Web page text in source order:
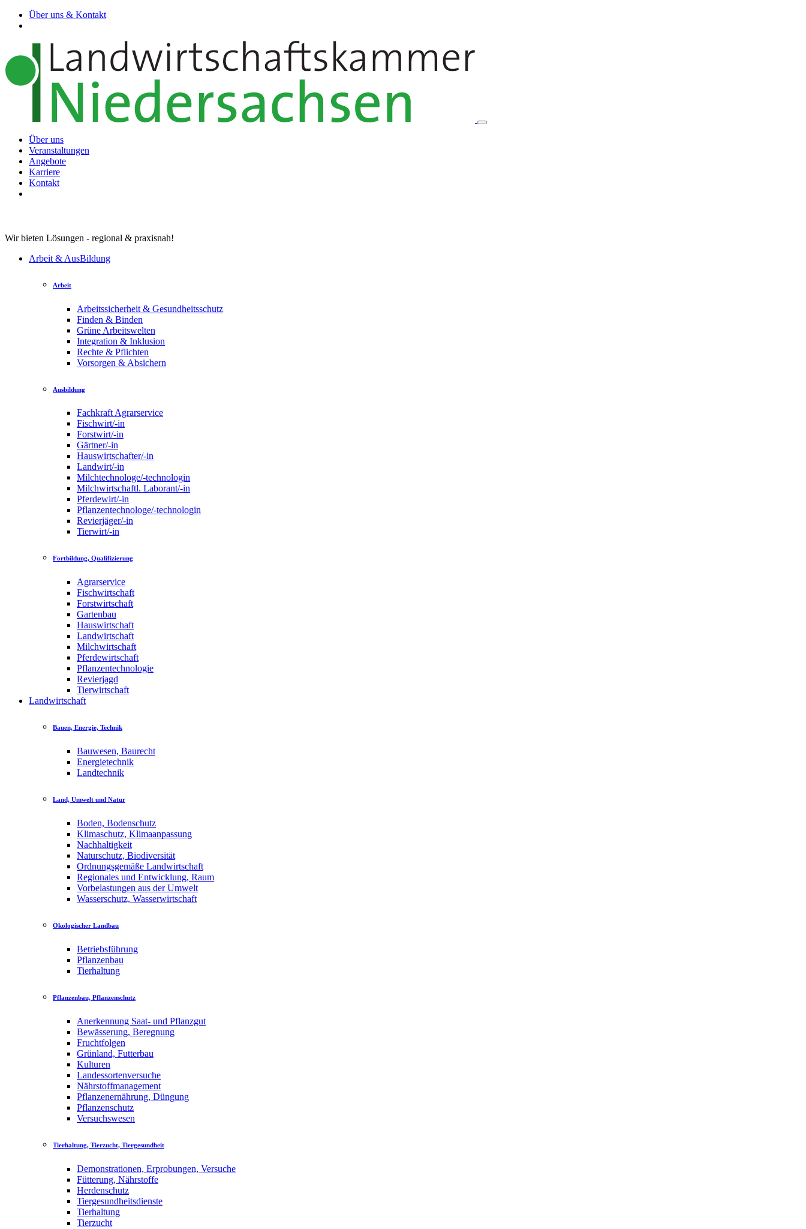
Über uns & Kontakt
Über uns
Veranstaltungen
Angebote
Karriere
Kontakt
Wir bieten Lösungen - regional & praxisnah!
Arbeit & AusBildung
Arbeit
Arbeitssicherheit & Gesundheitsschutz
Finden & Binden
Grüne Arbeitswelten
Integration & Inklusion
Rechte & Pflichten
Vorsorgen & Absichern
Ausbildung
Fachkraft Agrarservice
Fischwirt/-in
Forstwirt/-in
Gärtner/-in
Hauswirtschafter/-in
Landwirt/-in
Milchtechnologe/-technologin
Milchwirtschaftl. Laborant/-in
Pferdewirt/-in
Pflanzentechnologe/-technologin
Revierjäger/-in
Tierwirt/-in
Fortbildung, Qualifizierung
Agrarservice
Fischwirtschaft
Forstwirtschaft
Gartenbau
Hauswirtschaft
Landwirtschaft
Milchwirtschaft
Pferdewirtschaft
Pflanzentechnologie
Revierjagd
Tierwirtschaft
Landwirtschaft
Bauen, Energie, Technik
Bauwesen, Baurecht
Energietechnik
Landtechnik
Land, Umwelt und Natur
Boden, Bodenschutz
Klimaschutz, Klimaanpassung
Nachhaltigkeit
Naturschutz, Biodiversität
Ordnungsgemäße Landwirtschaft
Regionales und Entwicklung, Raum
Vorbelastungen aus der Umwelt
Wasserschutz, Wasserwirtschaft
Ökologischer Landbau
Betriebsführung
Pflanzenbau
Tierhaltung
Pflanzenbau, Pflanzenschutz
Anerkennung Saat- und Pflanzgut
Bewässerung, Beregnung
Fruchtfolgen
Grünland, Futterbau
Kulturen
Landessortenversuche
Nährstoffmanagement
Pflanzenernährung, Düngung
Pflanzenschutz
Versuchswesen
Tierhaltung, Tierzucht, Tiergesundheit
Demonstrationen, Erprobungen, Versuche
Fütterung, Nährstoffe
Herdenschutz
Tiergesundheitsdienste
Tierhaltung
Tierzucht